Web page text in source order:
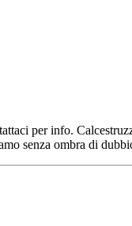
per info.
senza ombra di